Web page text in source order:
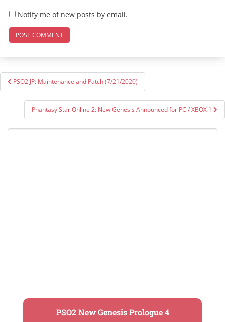
Notify me of new posts by email.
Post
navigation
PSO2 JP: Maintenance and Patch (7/21/2020)
Phantasy Star Online 2: New Genesis Announced for PC / XBOX 1
PSO2 New Genesis Prologue 4